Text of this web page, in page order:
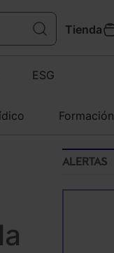
Tienda
ESG
Formación
ALERTAS